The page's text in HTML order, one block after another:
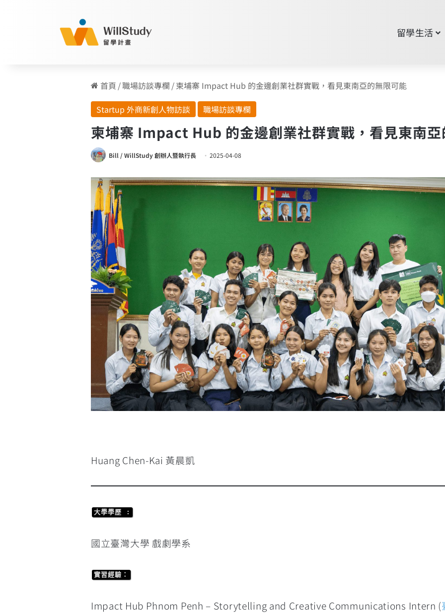
留學生活
首頁 /職場訪談專欄 /柬埔寨 Impact Hub 的金邊創業社群實戰，看見東南亞的無限可能
Startup 外商新創人物訪談
職場訪談專欄
柬埔寨 Impact Hub 的金邊創業社群實戰，看見東南亞
Bill / WillStudy 創辦人暨執行長 2025-04-08
Huang Chen-Kai 黃晨凱
大學學歷 :
國立臺灣大學 戲劇學系
實習經驗：
Impact Hub Phnom Penh – Storytelling and Creative Communications Intern (